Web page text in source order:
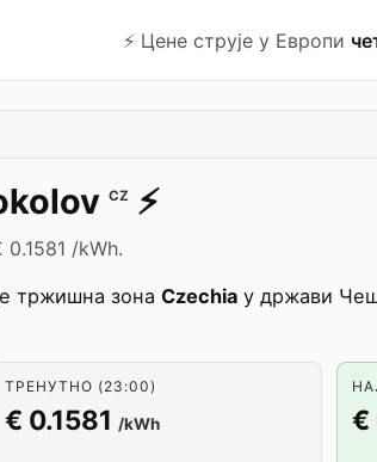
⚡️ Цене струје у Европи
CZ ⚡️
/kWh.
тржишна зона Czechia у држави
ТРЕНУТНО (23:00)
€ 0.1581 /kWh €